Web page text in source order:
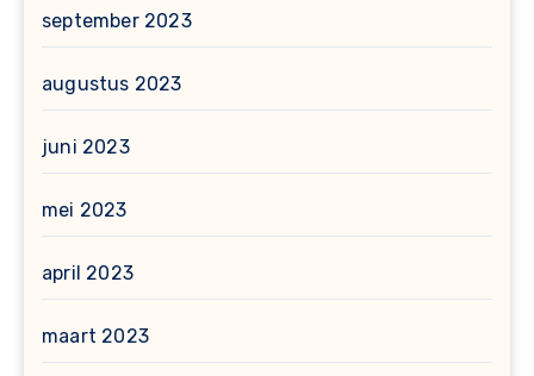
september 2023
augustus 2023
juni 2023
mei 2023
april 2023
maart 2023